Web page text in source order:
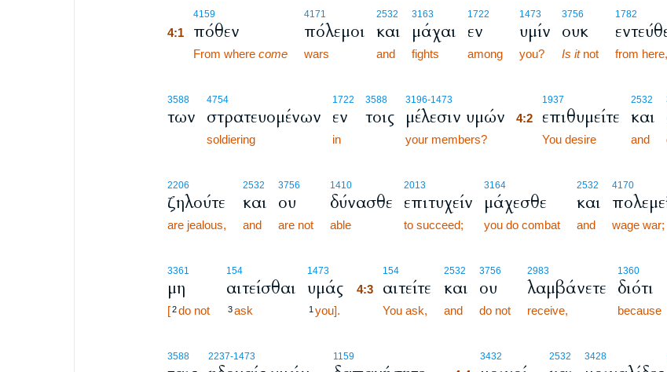
4159
4:1 πόθεν
From where come
4171
πόλεμοι
wars
2532
και
and
3163
μάχαι
fights
1722
εν
among
1473
υμίν
you?
3756
ουκ
Is itnot
1782
from here,
3588
των
4754
στρατευομένων
soldiering
1722
εν
in
3588
τοις
3196-1473
μέλεσιν υμών
your members?
1937
4:2 επιθυμείτε
You desire
2532
και
and
2206
ζηλούτε
are jealous,
2532
και
and
3756
ου
are not
1410
δύνασθε
able
2013
επιτυχείν
to succeed;
3164
μάχεσθε
you do combat
2532
και
and
4170
wage war;
3361
μη
[ 2 do not
154
αιτείσθαι
3 ask
1473
υμάς
1 you].
154
4:3 αιτείτε
You ask,
2532
και
and
3756
ου
do not
2983
λαμβάνετε
receive,
1360
διότι
because
3588 2237-1473 1159 3432 2532 3428